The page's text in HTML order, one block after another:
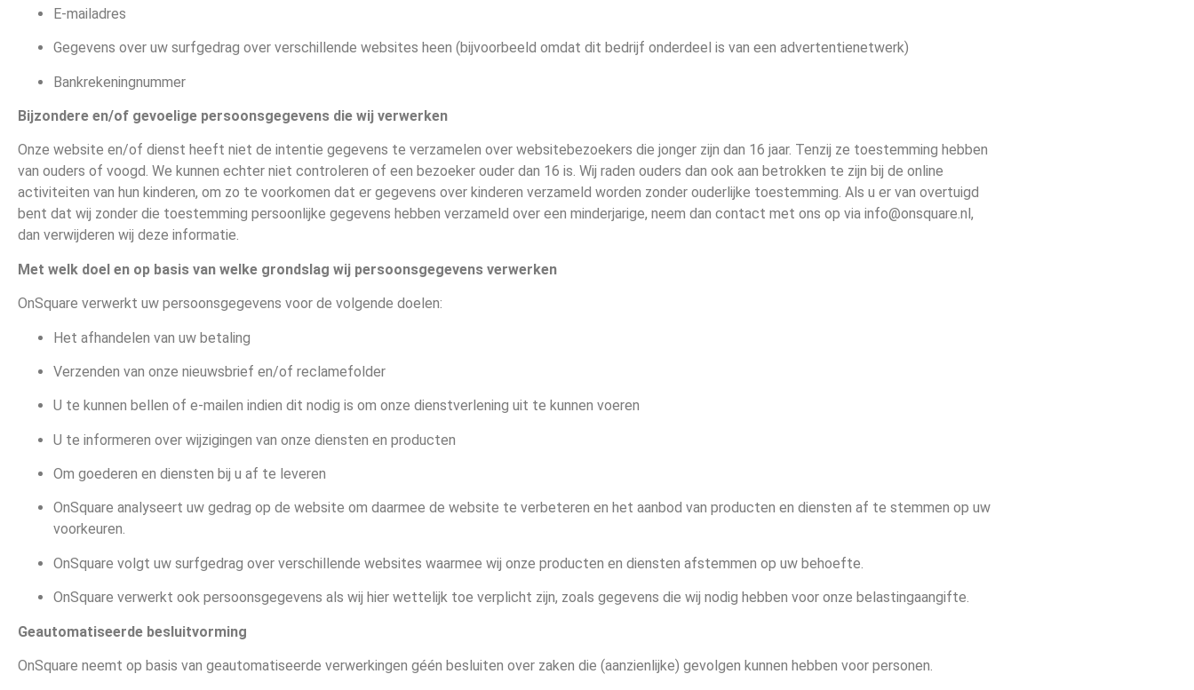
E-mailadres
Gegevens over uw surfgedrag over verschillende websites heen (bijvoorbeeld omdat dit bedrijf onderdeel is van een advertentienetwerk)
Bankrekeningnummer
Bijzondere en/of gevoelige persoonsgegevens die wij verwerken
Onze website en/of dienst heeft niet de intentie gegevens te verzamelen over websitebezoekers die jonger zijn dan 16 jaar. Tenzij ze toestemming hebben
van ouders of voogd. We kunnen echter niet controleren of een bezoeker ouder dan 16 is. Wij raden ouders dan ook aan betrokken te zijn bij de online
activiteiten van hun kinderen, om zo te voorkomen dat er gegevens over kinderen verzameld worden zonder ouderlijke toestemming. Als u er van overtuigd
bent dat wij zonder die toestemming persoonlijke gegevens hebben verzameld over een minderjarige, neem dan contact met ons op via info@onsquare.nl,
dan verwijderen wij deze informatie.
Met welk doel en op basis van welke grondslag wij persoonsgegevens verwerken
OnSquare verwerkt uw persoonsgegevens voor de volgende doelen:
Het afhandelen van uw betaling
Verzenden van onze nieuwsbrief en/of reclamefolder
U te kunnen bellen of e-mailen indien dit nodig is om onze dienstverlening uit te kunnen voeren
U te informeren over wijzigingen van onze diensten en producten
Om goederen en diensten bij u af te leveren
OnSquare analyseert uw gedrag op de website om daarmee de website te verbeteren en het aanbod van producten en diensten af te stemmen op uw
voorkeuren.
OnSquare volgt uw surfgedrag over verschillende websites waarmee wij onze producten en diensten afstemmen op uw behoefte.
OnSquare verwerkt ook persoonsgegevens als wij hier wettelijk toe verplicht zijn, zoals gegevens die wij nodig hebben voor onze belastingaangifte.
Geautomatiseerde besluitvorming
OnSquare neemt op basis van geautomatiseerde verwerkingen géén besluiten over zaken die (aanzienlijke) gevolgen kunnen hebben voor personen.